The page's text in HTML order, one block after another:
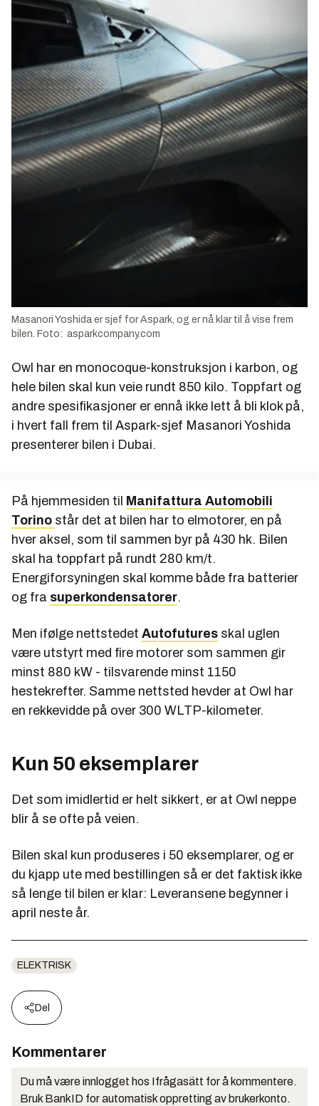
Masanori Yoshida er sjef for Aspark, og er nå klar til å vise frem
bilen. Foto: asparkcompany.com
Owl har en monocoque-konstruksjon i karbon, og
hele bilen skal kun veie rundt 850 kilo. Toppfart og
andre spesifikasjoner er ennå ikke lett å bli klok på,
i hvert fall frem til Aspark-sjef Masanori Yoshida
presenterer bilen i Dubai.
På hjemmesiden til Manifattura Automobili
Torino står det at bilen har to elmotorer, en på
hver aksel, som til sammen byr på 430 hk. Bilen
skal ha toppfart på rundt 280 km/t.
Energiforsyningen skal komme både fra batterier
og fra superkondensatorer.
Men ifølge nettstedet Autofutures skal uglen
være utstyrt med fire motorer som sammen gir
minst 880 kW - tilsvarende minst 1150
hestekrefter. Samme nettsted hevder at Owl har
en rekkevidde på over 300 WLTP-kilometer.
Kun 50 eksemplarer
Det som imidlertid er helt sikkert, er at Owl neppe
blir å se ofte på veien.
Bilen skal kun produseres i 50 eksemplarer, og er
du kjapp ute med bestillingen så er det faktisk ikke
så lenge til bilen er klar: Leveransene begynner i
april neste år.
ELEKTRISK
Del
Kommentarer
Du må være innlogget hos Ifrågasätt for å kommentere.
Bruk BankID for automatisk oppretting av brukerkonto.